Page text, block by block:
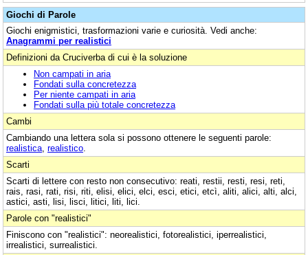
Giochi di Parole
Giochi enigmistici, trasformazioni varie e curiosità. Vedi anche:
Anagrammi per realistici
Definizioni da Cruciverba di cui è la soluzione
Non campati in aria
Fondati sulla concretezza
Per niente campati in aria
Fondati sulla più totale concretezza
Cambi
Cambiando una lettera sola si possono ottenere le seguenti parole:
realistica realistico
Scarti
Scarti di lettere con resto non consecutivo: reati, restii, resti, resi, reti,
rais, rasi, rati, risi, riti, elisi, elici, elci, esci, etici, etcì, aliti, alici, alti, alci,
astici, asti, lisi, lisci, litici, liti, lici.
Parole con "realistici"
Finiscono con "realistici": neorealistici, fotorealistici, iperrealistici,
irrealistici, surrealistici.